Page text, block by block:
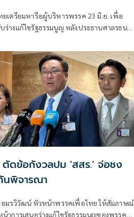
ยเตรียมหารือผู้บริหารพรรค 23 มิ.ย. เพื่อ
ร่างแก้ไขรัฐธรรมนูญ หลังประธานศาลรธน.
100%
ตัดข้อกังวลปม 'สสร.' จ่อชง
นพิจารณา
มรวิวัฒน์ หัวหน้าพรรคเพื่อไทย ให้สัมภาษณ์
าการเสนอร่างแก้ไขรัฐธรรมนูญของพรรค